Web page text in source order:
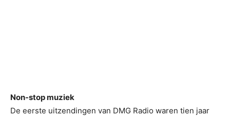
Non-stop muziek
De eerste uitzendingen van DMG Radio waren tien jaar